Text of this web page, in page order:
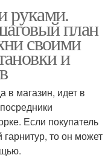
руками.
план
своими
и
в магазин, идет в
Если покупатель
то он может